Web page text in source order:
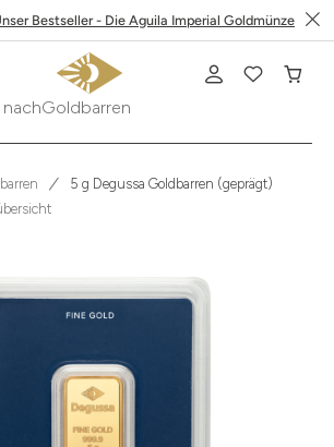
Bestseller - Die Aguila Imperial Goldmünze
5 g Degussa Goldbarren (geprägt)